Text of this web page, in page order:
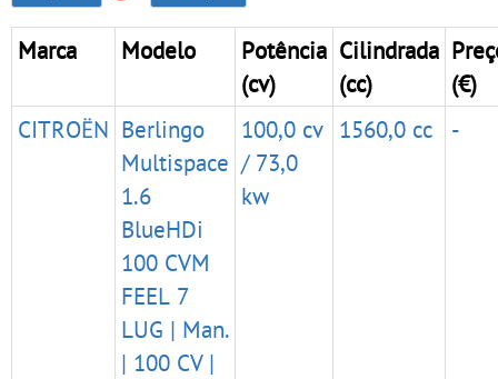
Marca Modelo
Potência
(cv)
Cilindrada
(cc)
(€)
CITROËN Berlingo
Multispace
1.6
BlueHDi
100 CVM
FEEL 7
LUG | Man.
| 100 CV |
100,0 cv
/ 73,0
kw
1560,0 cc -